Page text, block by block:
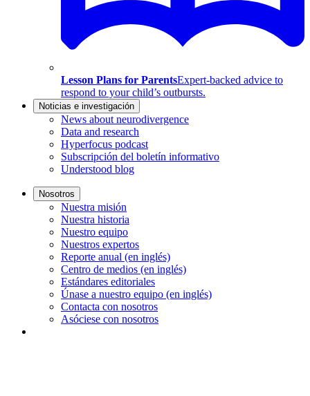
Lesson Plans for ParentsExpert-backed advice to
respond to your child’s outbursts.
Noticias e investigación
News about neurodivergence
Data and research
Hyperfocus podcast
Subscripción del boletín informativo
Understood blog
Nosotros
Nuestra misión
Nuestra historia
Nuestro equipo
Nuestros expertos
Reporte anual (en inglés)
Centro de medios (en inglés)
Estándares editoriales
Únase a nuestro equipo (en inglés)
Contacta con nosotros
Asóciese con nosotros